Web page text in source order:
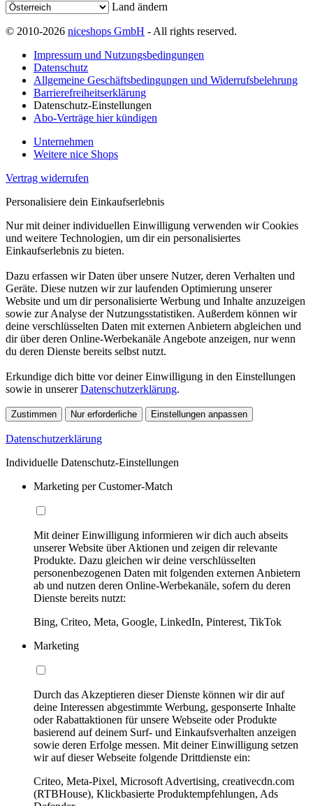
Land ändern
© 2010-2026 niceshops GmbH - All rights reserved.
Impressum und Nutzungsbedingungen
Datenschutz
Allgemeine Geschäftsbedingungen und Widerrufsbelehrung
Barrierefreiheitserklärung
Datenschutz-Einstellungen
Abo-Verträge hier kündigen
Unternehmen
Weitere nice Shops
Vertrag widerrufen
Personalisiere dein Einkaufserlebnis
Nur mit deiner individuellen Einwilligung verwenden wir Cookies
und weitere Technologien, um dir ein personalisiertes
Einkaufserlebnis zu bieten.
Dazu erfassen wir Daten über unsere Nutzer, deren Verhalten und
Geräte. Diese nutzen wir zur laufenden Optimierung unserer
Website und um dir personalisierte Werbung und Inhalte anzuzeigen
sowie zur Analyse der Nutzungsstatistiken. Außerdem können wir
deine verschlüsselten Daten mit externen Anbietern abgleichen und
dir über deren Online-Werbekanäle Angebote anzeigen, nur wenn
du deren Dienste bereits selbst nutzt.
Erkundige dich bitte vor deiner Einwilligung in den Einstellungen
sowie in unsererDatenschutzerklärung.
Zustimmen Nur erforderliche Einstellungen anpassen
Datenschutzerklärung
Individuelle Datenschutz-Einstellungen
Marketing per Customer-Match
Mit deiner Einwilligung informieren wir dich auch abseits
unserer Website über Aktionen und zeigen dir relevante
Produkte. Dazu gleichen wir deine verschlüsselten
personenbezogenen Daten mit folgenden externen Anbietern
ab und nutzen deren Online-Werbekanäle, sofern du deren
Dienste bereits nutzt:
Bing, Criteo, Meta, Google, LinkedIn, Pinterest, TikTok
Marketing
Durch das Akzeptieren dieser Dienste können wir dir auf
deine Interessen abgestimmte Werbung, gesponserte Inhalte
oder Rabattaktionen für unsere Webseite oder Produkte
basierend auf deinem Surf- und Einkaufsverhalten anzeigen
sowie deren Erfolge messen. Mit deiner Einwilligung setzen
wir auf dieser Webseite folgende Drittdienste ein:
Criteo, Meta-Pixel, Microsoft Advertising, creativecdn.com
(RTBHouse), Klickbasierte Produktempfehlungen, Ads